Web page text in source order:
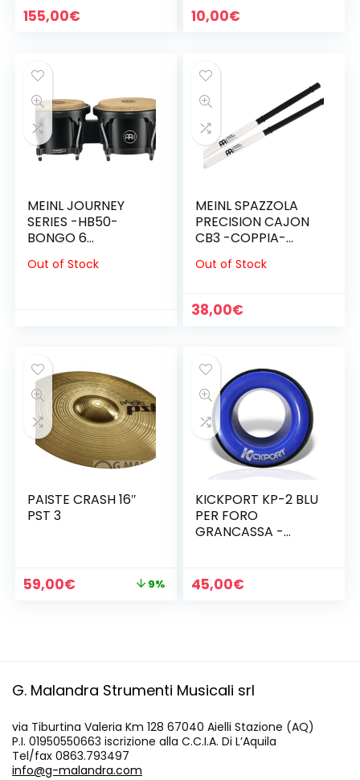
155,00€ 10,00€
MEINL JOURNEY
SERIES -HB50-
BONGO 6
HEMBRA
Out of Stock
MEINL SPAZZOLA
PRECISION CAJON
CB3 -COPPIA-
GRATUITA)
Out of Stock
38,00€
PAISTE CRASH 16″
PST 3
Il
59,00€ 9%
KICKPORT KP-2 BLU
PER FORO
GRANCASSA -
45,00€
G. Malandra Strumenti Musicali srl
via Tiburtina Valeria Km 128 67040 Aielli Stazione (AQ)
P.I. 01950550663 iscrizione alla C.C.I.A. Di L’Aquila
Tel/fax 0863.793497
info@g-malandra.com